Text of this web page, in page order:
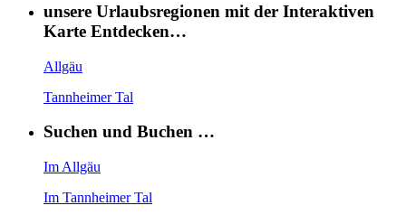
unsere Urlaubsregionen mit der Interaktiven
Karte Entdecken…
Allgäu
Tannheimer Tal
Suchen und Buchen …
Im Allgäu
Im Tannheimer Tal